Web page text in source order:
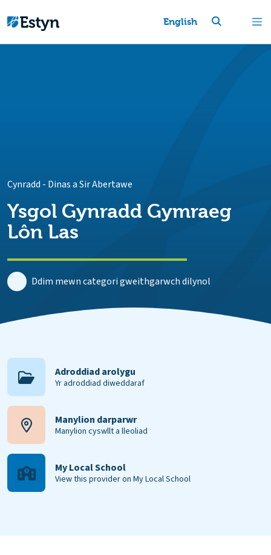
English
Cynradd - Dinas a Sir Abertawe
Ysgol Gynradd Gymraeg
Lôn Las
Ddim mewn categori gweithgarwch dilynol
Adroddiad arolygu
Yr adroddiad diweddaraf
Manylion darparwr
Manylion cyswllt a lleoliad
My Local School
View this provider on My Local School